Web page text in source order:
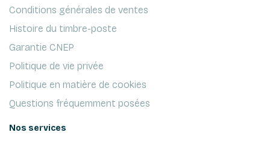
Conditions générales de ventes
Histoire du timbre-poste
Garantie CNEP
Politique de vie privée
Politique en matière de cookies
Questions fréquemment posées
Nos services